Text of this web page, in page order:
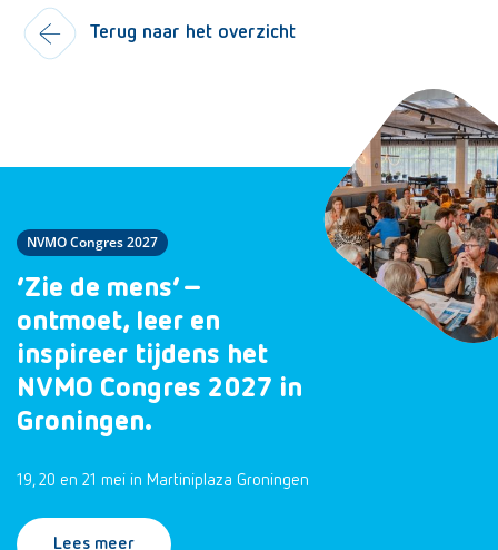
Terug naar het overzicht
NVMO Congres 2027
‘Zie de mens’ –
ontmoet, leer en
inspireer tijdens het
NVMO Congres 2027 in
Groningen.
19, 20 en 21 mei in Martiniplaza Groningen
Lees meer